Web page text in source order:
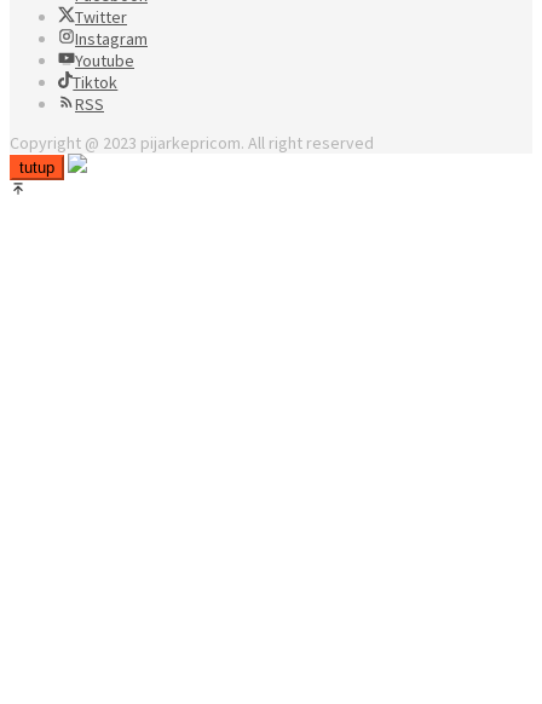
Twitter
Instagram
Youtube
Tiktok
RSS
Copyright @ 2023 pijarkepricom. All right reserved
tutup